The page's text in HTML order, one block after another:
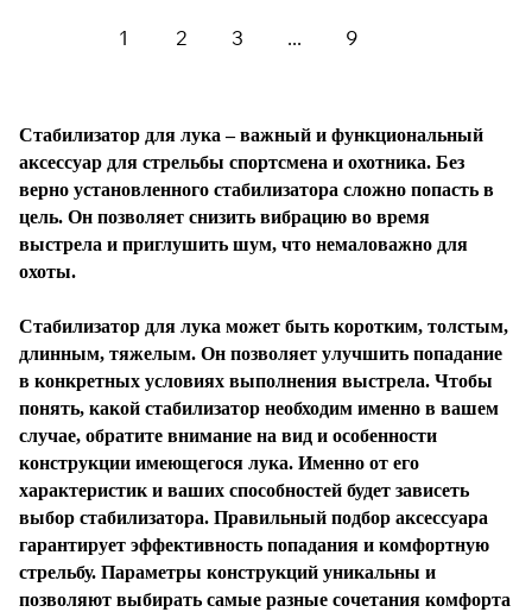
1 2 3 ... 9
Стабилизатор для лука – важный и функциональный
аксессуар для стрельбы спортсмена и охотника. Без
верно установленного стабилизатора сложно попасть в
цель. Он позволяет снизить вибрацию во время
выстрела и приглушить шум, что немаловажно для
охоты.
Стабилизатор для лука может быть коротким, толстым,
длинным, тяжелым. Он позволяет улучшить попадание
в конкретных условиях выполнения выстрела. Чтобы
понять, какой стабилизатор необходим именно в вашем
случае, обратите внимание на вид и особенности
конструкции имеющегося лука. Именно от его
характеристик и ваших способностей будет зависеть
выбор стабилизатора. Правильный подбор аксессуара
гарантирует эффективность попадания и комфортную
стрельбу. Параметры конструкций уникальны и
позволяют выбирать самые разные сочетания комфорта